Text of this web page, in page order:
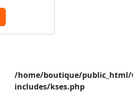
/home/boutique/public_html/
includes/kses.php